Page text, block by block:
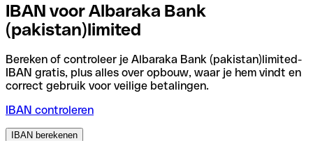
IBAN voor Albaraka Bank
(pakistan)limited
Bereken of controleer je Albaraka Bank (pakistan)limited-
IBAN gratis, plus alles over opbouw, waar je hem vindt en
correct gebruik voor veilige betalingen.
IBAN controleren
IBAN berekenen